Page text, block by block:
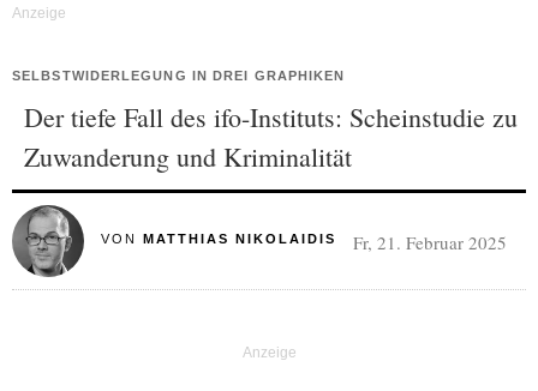
SELBSTWIDERLEGUNG IN DREI GRAPHIKEN
Der tiefe Fall des ifo-Instituts: Scheinstudie zu
Zuwanderung und Kriminalität
VON MATTHIAS NIKOLAIDIS Fr, 21. Februar 2025